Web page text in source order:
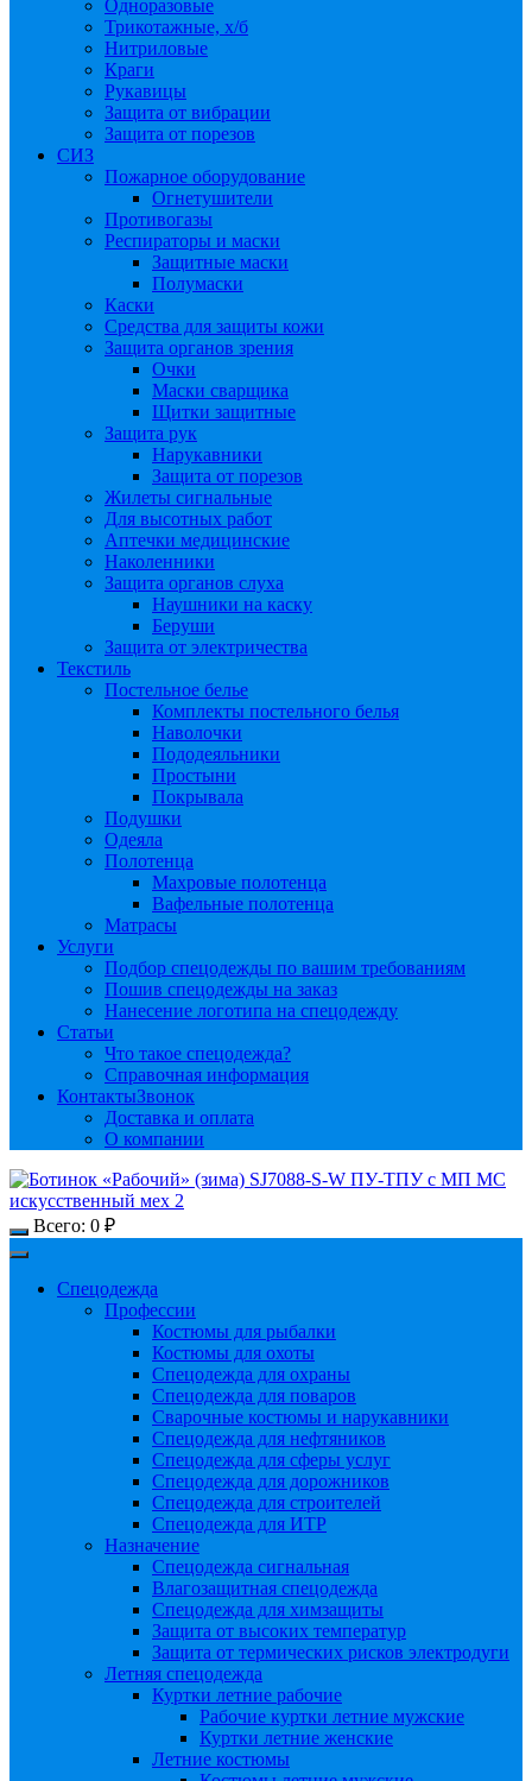
Одноразовые
Трикотажные, х/б
Нитриловые
Краги
Рукавицы
Защита от вибрации
Защита от порезов
СИЗ
Пожарное оборудование
Огнетушители
Противогазы
Респираторы и маски
Защитные маски
Полумаски
Каски
Средства для защиты кожи
Защита органов зрения
Очки
Маски сварщика
Щитки защитные
Защита рук
Нарукавники
Защита от порезов
Жилеты сигнальные
Для высотных работ
Аптечки медицинские
Наколенники
Защита органов слуха
Наушники на каску
Беруши
Защита от электричества
Текстиль
Постельное белье
Комплекты постельного белья
Наволочки
Пододеяльники
Простыни
Покрывала
Подушки
Одеяла
Полотенца
Махровые полотенца
Вафельные полотенца
Матрасы
Услуги
Подбор спецодежды по вашим требованиям
Пошив спецодежды на заказ
Нанесение логотипа на спецодежду
Статьи
Что такое спецодежда?
Справочная информация
КонтактыЗвонок
Доставка и оплата
О компании
Всего: 0 ₽
Спецодежда
Профессии
Костюмы для рыбалки
Костюмы для охоты
Спецодежда для охраны
Спецодежда для поваров
Сварочные костюмы и нарукавники
Спецодежда для нефтяников
Спецодежда для сферы услуг
Спецодежда для дорожников
Спецодежда для строителей
Спецодежда для ИТР
Назначение
Спецодежда сигнальная
Влагозащитная спецодежда
Спецодежда для химзащиты
Защита от высоких температур
Защита от термических рисков электродуги
Летняя спецодежда
Куртки летние рабочие
Рабочие куртки летние мужские
Куртки летние женские
Летние костюмы